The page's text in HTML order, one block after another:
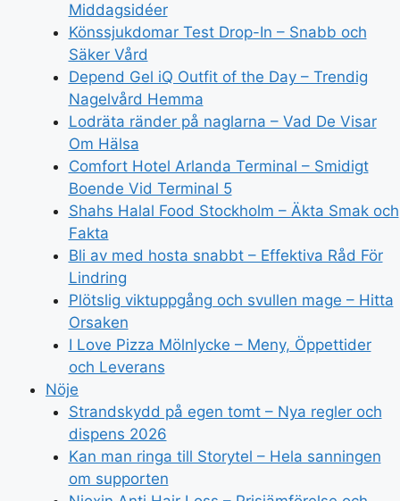
Middagsidéer
Könssjukdomar Test Drop-In – Snabb och
Säker Vård
Depend Gel iQ Outfit of the Day – Trendig
Nagelvård Hemma
Lodräta ränder på naglarna – Vad De Visar
Om Hälsa
Comfort Hotel Arlanda Terminal – Smidigt
Boende Vid Terminal 5
Shahs Halal Food Stockholm – Äkta Smak och
Fakta
Bli av med hosta snabbt – Effektiva Råd För
Lindring
Plötslig viktuppgång och svullen mage – Hitta
Orsaken
I Love Pizza Mölnlycke – Meny, Öppettider
och Leverans
Nöje
Strandskydd på egen tomt – Nya regler och
dispens 2026
Kan man ringa till Storytel – Hela sanningen
om supporten